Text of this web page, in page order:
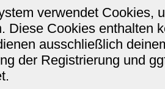
verwendet Cookies,
Diese Cookies enthalten
ausschließlich
der Registrierung und